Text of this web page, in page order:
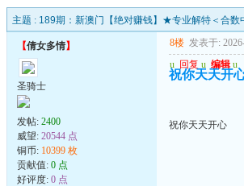
主题 : 189期：新澳门【绝对赚钱】★专业解特＜合数
【倩女多情】
圣骑士
发帖: 2400
威望: 20544 点
铜币: 10399 枚
贡献值: 0 点
好评度: 0 点
8楼 发表于:
u 回复 u 编辑 u
祝你天天开
祝你天天开心